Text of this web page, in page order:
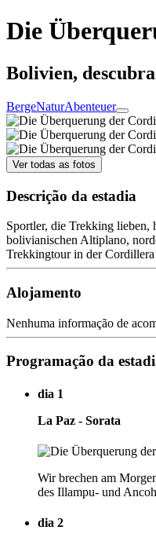
Die
Bolivien,
BergeNaturAbenteuer
Ver todas as fotos
Descrição da estadia
Sportler, die Trekking lieben,
bolivianischen Altiplano,
Trekkingtour in der
Alojamento
Nenhuma informação de
Programação da
dia 1
La Paz - Sorata
Wir brechen am
des Illampu- und
dia 2